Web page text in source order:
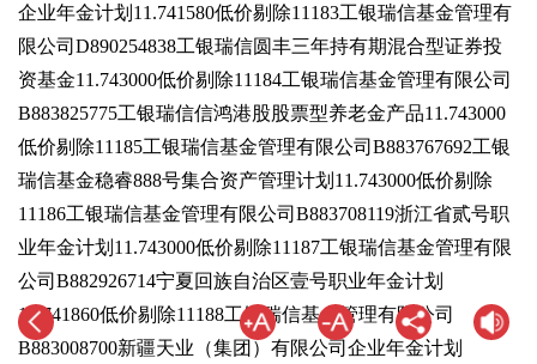
企业年金计划11.741580低价剔除11183工银瑞信基金管理有
限公司D890254838工银瑞信圆丰三年持有期混合型证券投
资基金11.743000低价剔除11184工银瑞信基金管理有限公司
B883825775工银瑞信信鸿港股股票型养老金产品11.743000
低价剔除11185工银瑞信基金管理有限公司B883767692工银
瑞信基金稳睿888号集合资产管理计划11.743000低价剔除
11186工银瑞信基金管理有限公司B883708119浙江省贰号职
业年金计划11.743000低价剔除11187工银瑞信基金管理有限
公司B882926714宁夏回族自治区壹号职业年金计划
11.741860低价剔除11188工银瑞信基金管理有限公司
B883008700新疆天业（集团）有限公司企业年金计划